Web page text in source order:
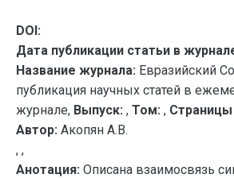
DOI:
Дата публикации статьи в
Название журнала: Евразийский
публикация научных статей в
журнале, Выпуск: , Том: ,
Автор: Акопян А.В.
, ,
Анотация: Описана взаимосвязь